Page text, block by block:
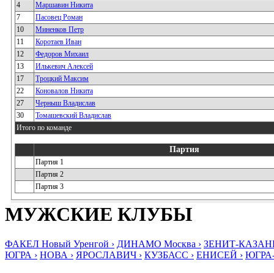
4
Маршавин Никита
7
Пасовец Роман
10
Миненков Петр
11
Коротаев Иван
12
Федоров Михаил
13
Илькевич Алексей
17
Троцкий Максим
22
Коновалов Никита
27
Черныш Владислав
30
Томашевский Владислав
Итого по команде
Партия
Партия 1
Партия 2
Партия 3
МУЖСКИЕ КЛУБЫ
ФАКЕЛ Новый Уренгой › ДИНАМО Москва › ЗЕНИТ-
ЮГРА › НОВА › ЯРОСЛАВИЧ › КУЗБАСС › ЕНИСЕЙ ›